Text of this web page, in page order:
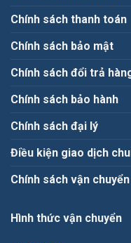
Chính sách thanh toán
Chính sách bảo mật
Chính sách đổi trả
Chính sách bảo hành
Chính sách đại lý
Điều kiện giao dịch
Chính sách vận
Hình thức vận chuyển